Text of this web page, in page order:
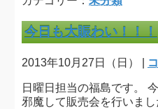
今日も大賑わい！！！
2013年10月27日（日） |
日曜日担当の福島です。
邪魔して販売会を行いま